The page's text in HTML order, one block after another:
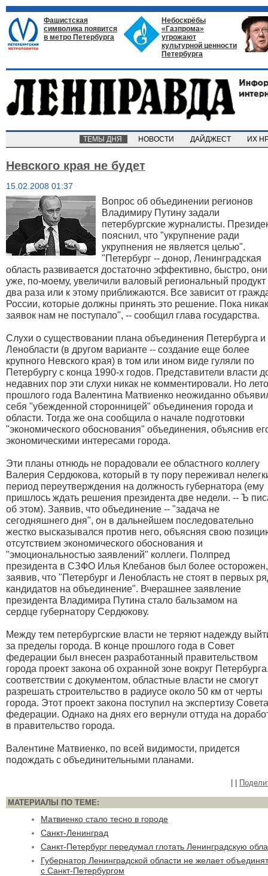
Фашистская
символика появится
в метро Петербурга
Небоскрёбы
«Газпрома»
угрожают
культурной ценности
Петербурга
ТЕМЫ ДНЯ НОВОСТИ ДАЙДЖЕСТ ИХ
Невского края не будет
15.02.2008 01:37
Вопрос об объединении регионов
Владимиру Путину задали
петербургские журналисты.
пояснил, что "укрупнение ради
укрупнения не является целью".
"Петербург -- донор, Ленинградская
область развивается достаточно эффективно, быстро, они
уже, по-моему, увеличили валовый региональный продукт
два раза или к этому приближаются. Все зависит от
России, которые должны принять это решение. Пока
заявок нам не поступало", -- сообщил глава государства.
Слухи о существовании плана объединения Петербурга и
Ленобласти (в другом варианте -- создание еще более
крупного Невского края) в том или ином виде гуляли по
Петербургу с конца 1990-х годов. Представители власти
недавних пор эти слухи никак не комментировали. Но
прошлого года Валентина Матвиенко неожиданно
себя "убежденной сторонницей" объединения города и
области. Тогда же она сообщила о начале подготовки
"экономического обоснования" объединения, объяснив
экономическими интересами города.
Эти планы отнюдь не порадовали ее областного коллегу
Валерия Сердюкова, который в ту пору переживал
период переутверждения на должность губернатора (ему
пришлось ждать решения президента две недели. -- Ъ
об этом). Заявив, что объединение -- "задача не
сегодняшнего дня", он в дальнейшем последовательно
жестко высказывался против него, объясняя свою
отсутствием экономического обоснования и
"эмоциональностью заявлений" коллеги. Полпред
президента в СЗФО Илья Клебанов был более осторожен,
заявив, что "Петербург и Ленобласть не стоят в первых
кандидатов на объединение". Вчерашнее заявление
президента Владимира Путина стало бальзамом на
сердце губернатору Сердюкову.
Между тем петербургские власти не теряют надежду
за пределы города. В конце прошлого года в Совет
федерации был внесен разработанный правительством
города проект закона об охранной зоне вокруг
соответствии с документом, областные власти не смогут
разрешать строительство в радиусе около 50 км от черты
города. Этот проект закона поступил на экспертизу Совета
федерации. Однако на днях его вернули оттуда на
в правительство города.
Валентине Матвиенко, по всей видимости, придется
подождать с объединительными планами.
МАТЕРИАЛЫ ПО ТЕМЕ:
Матвиенко стало тесно в городе
Санкт-Ленинград
Санкт-Петербург передумал глотать Ленинградскую
Губернатор Ленинградской области не желает
с Санкт-Петербургом